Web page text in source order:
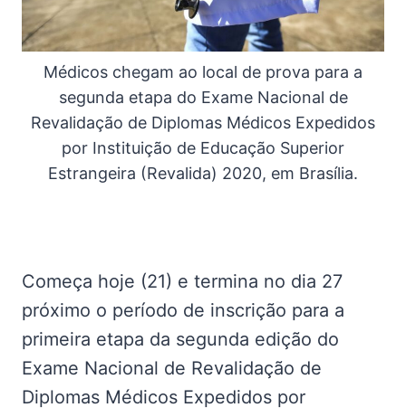
Médicos chegam ao local de prova para a
segunda etapa do Exame Nacional de
Revalidação de Diplomas Médicos Expedidos
por Instituição de Educação Superior
Estrangeira (Revalida) 2020, em Brasília.
Começa hoje (21) e termina no dia 27
próximo o período de inscrição para a
primeira etapa da segunda edição do
Exame Nacional de Revalidação de
Diplomas Médicos Expedidos por